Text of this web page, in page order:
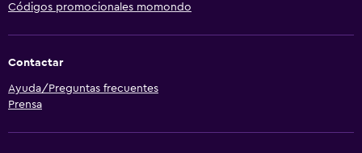
Códigos promocionales momondo
Contactar
Ayuda/Preguntas frecuentes
Prensa